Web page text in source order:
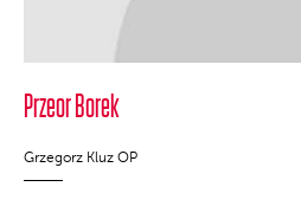
Przeor Borek
Grzegorz Kluz OP